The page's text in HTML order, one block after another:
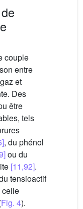
couple
entre
et
Des
être
tels
, du phénol
ou du
[11,92].
tensioactif
celle
Fig. 4).